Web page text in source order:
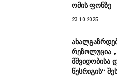
ომის ფონზე
23.10.2025
რეზოლუცია
მშვიდობისა
წესრიგის“